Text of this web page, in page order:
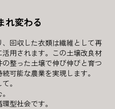
れ変わる
回収した衣類は繊維として再
用されます。この土壌改良材
整った土壌で伸び伸びと育つ
可能な農業を実現します。
。
型社会です。